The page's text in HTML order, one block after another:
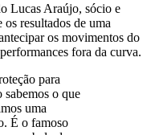
Lucas Araújo, sócio e
os resultados de uma
os movimentos do
fora da curva.
para
sabemos o que
uma
É o famoso